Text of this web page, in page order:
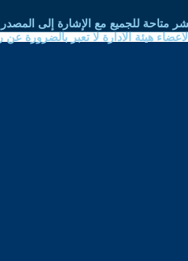
متاحة للجميع مع الإشارة إلى المصدر
هيئة الادارة لا تعبر بالضرورة عن